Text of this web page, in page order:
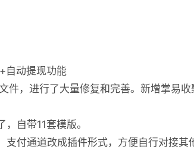
自动提现功能
件，进行了大量修复和完善。新增掌易
自带11套模版。
支付通道改成插件形式，方便自行对接其